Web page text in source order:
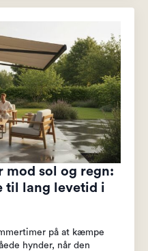
mod sol og regn:
til lang levetid i
på at kæmpe
hynder, når den